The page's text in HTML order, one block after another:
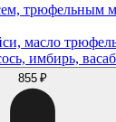
трюфельным
масло
имбирь,
855 ₽